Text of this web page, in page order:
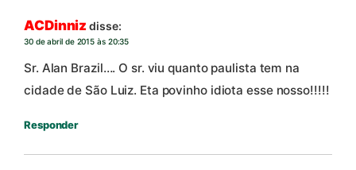
ACDinniz disse:
30 de abril de 2015 às 20:35
Sr. Alan Brazil…. O sr. viu quanto paulista tem na
cidade de São Luiz. Eta povinho idiota esse nosso!!!!!
Responder